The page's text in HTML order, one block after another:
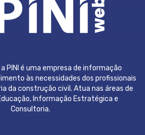
PINI é uma empresa de informação
às necessidades dos profissionais
da construção civil. Atua nas áreas de
Informação Estratégica e
Consultoria.